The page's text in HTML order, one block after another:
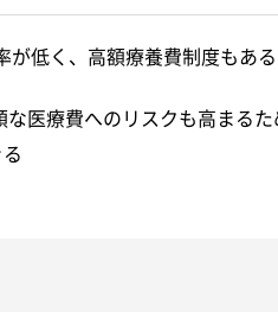
低く、高額療養費制度もあ
医療費へのリスクも高まる